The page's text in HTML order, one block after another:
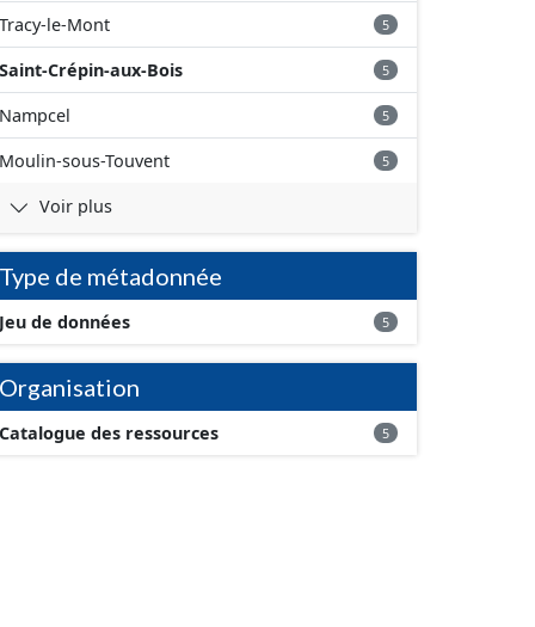
Tracy-le-Mont 5
Saint-Crépin-aux-Bois 5
Nampcel 5
Moulin-sous-Touvent 5
Voir plus
Type de métadonnée
Jeu de données 5
Organisation
Catalogue des ressources 5